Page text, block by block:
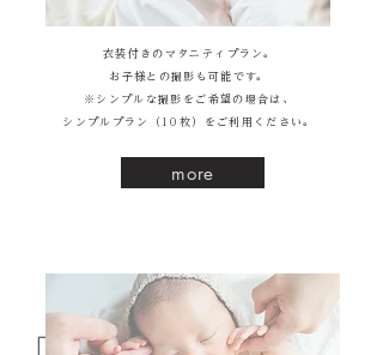
more
衣装付きのマタニティプラン。
お子様との撮影も可能です。
※シンプルな撮影をご希望の場合は、
シンプルプラン（10枚）をご利用ください。